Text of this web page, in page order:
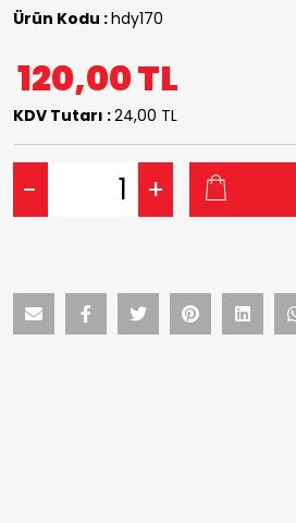
Ürün Kodu :hdy170
120,00TL
KDV Tutarı :24,00 TL
- +